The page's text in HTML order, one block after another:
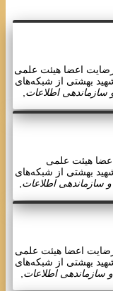
میزان رضایت اعضا هیئت علمی
بهشتی از شبکه‌های
سازماندهی اطلاعات
هیئت علمی
بهشتی از شبکه‌های
و سازماندهی اطلاعات
میزان رضایت اعضا هیئت علمی
بهشتی از شبکه‌های
سازماندهی اطلاعات